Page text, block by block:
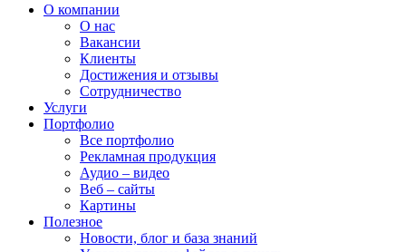
О компании
О нас
Вакансии
Клиенты
Достижения и отзывы
Сотрудничество
Услуги
Портфолио
Все портфолио
Рекламная продукция
Аудио – видео
Веб – сайты
Картины
Полезное
Новости, блог и база знаний